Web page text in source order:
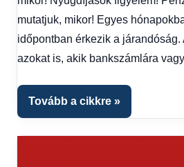
Hírek
1
kézből
mutatjuk, mikor! Egyes
időpontban érkezik a járandóság.
azokat is, akik bankszámlára
Tovább a cikkre